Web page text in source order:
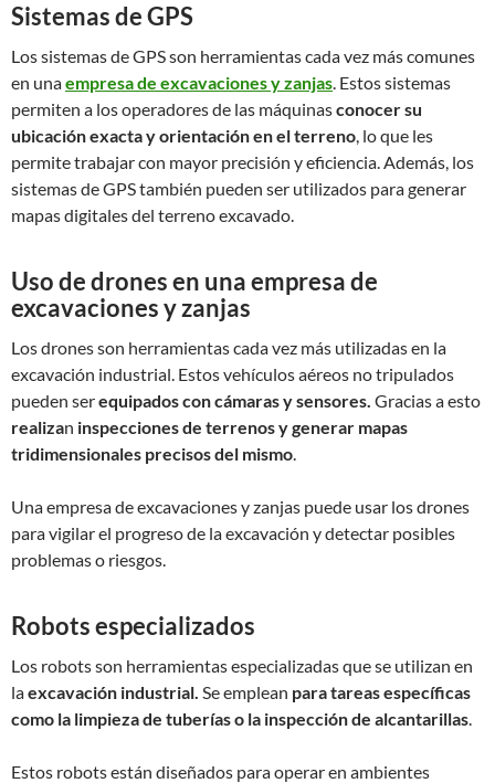
Sistemas de GPS
Los sistemas de GPS son herramientas cada vez más comunes
en unaempresa de excavaciones y zanjas. Estos sistemas
permiten a los operadores de las máquinasconocer su
ubicación exacta y orientación en el terreno, lo que les
permite trabajar con mayor precisión y eficiencia. Además, los
sistemas de GPS también pueden ser utilizados para generar
mapas digitales del terreno excavado.
Uso de drones en una empresa de
excavaciones y zanjas
Los drones son herramientas cada vez más utilizadas en la
excavación industrial. Estos vehículos aéreos no tripulados
pueden serequipados con cámaras y sensores. Gracias a esto
realizan inspecciones de terrenos y generar mapas
tridimensionales precisos del mismo.
Una empresa de excavaciones y zanjas puede usar los drones
para vigilar el progreso de la excavación y detectar posibles
problemas o riesgos.
Robots especializados
Los robots son herramientas especializadas que se utilizan en
laexcavación industrial. Se emplean para tareas específicas
como la limpieza de tuberías o la inspección de alcantarillas.
Estos robots están diseñados para operar en ambientes